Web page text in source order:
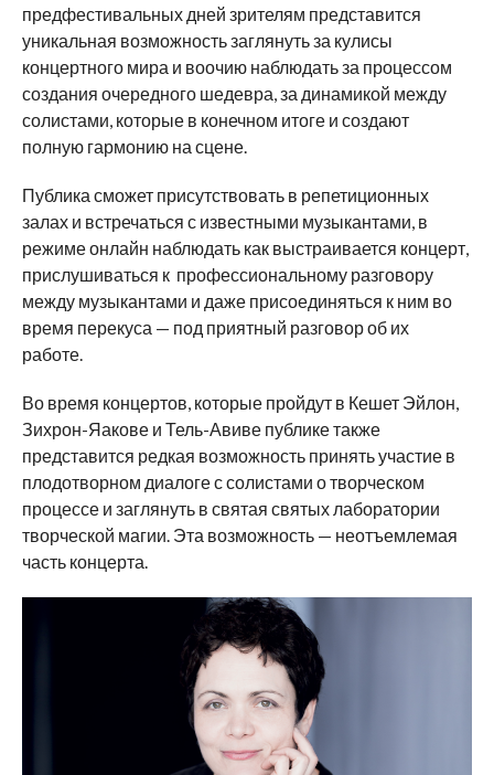
предфестивальных дней зрителям представится
уникальная возможность заглянуть за кулисы
концертного мира и воочию наблюдать за процессом
создания очередного шедевра, за динамикой между
солистами, которые в конечном итоге и создают
полную гармонию на сцене.
Публика сможет присутствовать в репетиционных
залах и встречаться с известными музыкантами, в
режиме онлайн наблюдать как выстраивается концерт,
прислушиваться к профессиональному разговору
между музыкантами и даже присоединяться к ним во
время перекуса — под приятный разговор об их
работе.
Во время концертов, которые пройдут в Кешет Эйлон,
Зихрон-Яакове и Тель-Авиве публике также
представится редкая возможность принять участие в
плодотворном диалоге с солистами о творческом
процессе и заглянуть в святая святых лаборатории
творческой магии. Эта возможность — неотъемлемая
часть концерта.